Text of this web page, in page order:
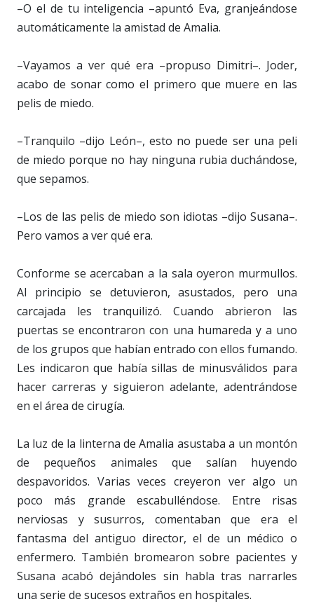
–O el de tu inteligencia –apuntó Eva, granjeándose
automáticamente la amistad de Amalia.
–Vayamos a ver qué era –propuso Dimitri–. Joder,
acabo de sonar como el primero que muere en las
pelis de miedo.
–Tranquilo –dijo León–, esto no puede ser una peli
de miedo porque no hay ninguna rubia duchándose,
que sepamos.
–Los de las pelis de miedo son idiotas –dijo Susana–.
Pero vamos a ver qué era.
Conforme se acercaban a la sala oyeron murmullos.
Al principio se detuvieron, asustados, pero una
carcajada les tranquilizó. Cuando abrieron las
puertas se encontraron con una humareda y a uno
de los grupos que habían entrado con ellos fumando.
Les indicaron que había sillas de minusválidos para
hacer carreras y siguieron adelante, adentrándose
en el área de cirugía.
La luz de la linterna de Amalia asustaba a un montón
de pequeños animales que salían huyendo
despavoridos. Varias veces creyeron ver algo un
poco más grande escabulléndose. Entre risas
nerviosas y susurros, comentaban que era el
fantasma del antiguo director, el de un médico o
enfermero. También bromearon sobre pacientes y
Susana acabó dejándoles sin habla tras narrarles
una serie de sucesos extraños en hospitales.